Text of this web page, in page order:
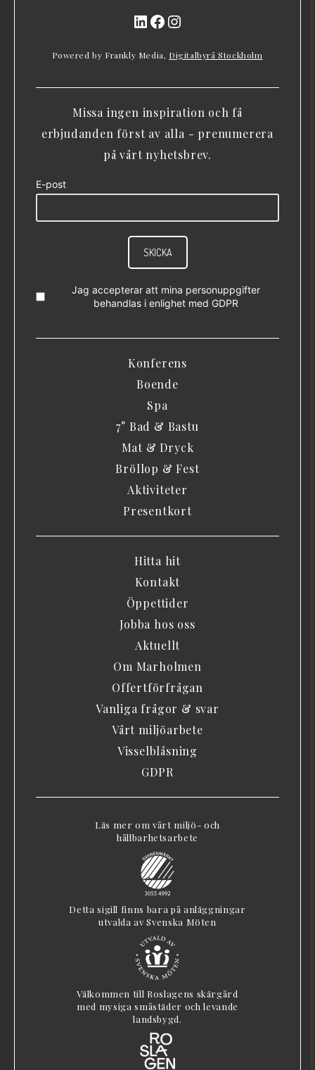
LinkedIn
Facebook
Instagram
Powered by Frankly Media, Digitalbyrå Stockholm
Missa ingen inspiration och få
erbjudanden först av alla - prenumerera
på vårt nyhetsbrev.
E-post
SKICKA
Jag accepterar att mina personuppgifter
behandlas i enlighet med GDPR
Konferens
Boende
Spa
7° Bad & Bastu
Mat & Dryck
Bröllop & Fest
Aktiviteter
Presentkort
Hitta hit
Kontakt
Öppettider
Jobba hos oss
Aktuellt
Om Marholmen
Offertförfrågan
Vanliga frågor & svar
Vårt miljöarbete
Visselblåsning
GDPR
Läs mer om vårt miljö- och
hållbarhetsarbete
Detta sigill finns bara på anläggningar
utvalda av Svenska Möten
Välkommen till Roslagens skärgård
med mysiga småstäder och levande
landsbygd.